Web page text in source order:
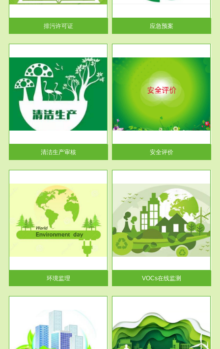
排污许可证
法》第十九条 企业事业单位应
当按照...
应急预案
清洁生产审核
服务范围
安全评价
安全评价安全评价目的是查找、
分析和预测工程、系统、生产经
营活...
安全评价
环境监理
服务范围
VOCs在线监测
根据《重点区域大气污染防
治“十二五”规划》有机废气净化
率达...
VOCs在线监测
服务范围